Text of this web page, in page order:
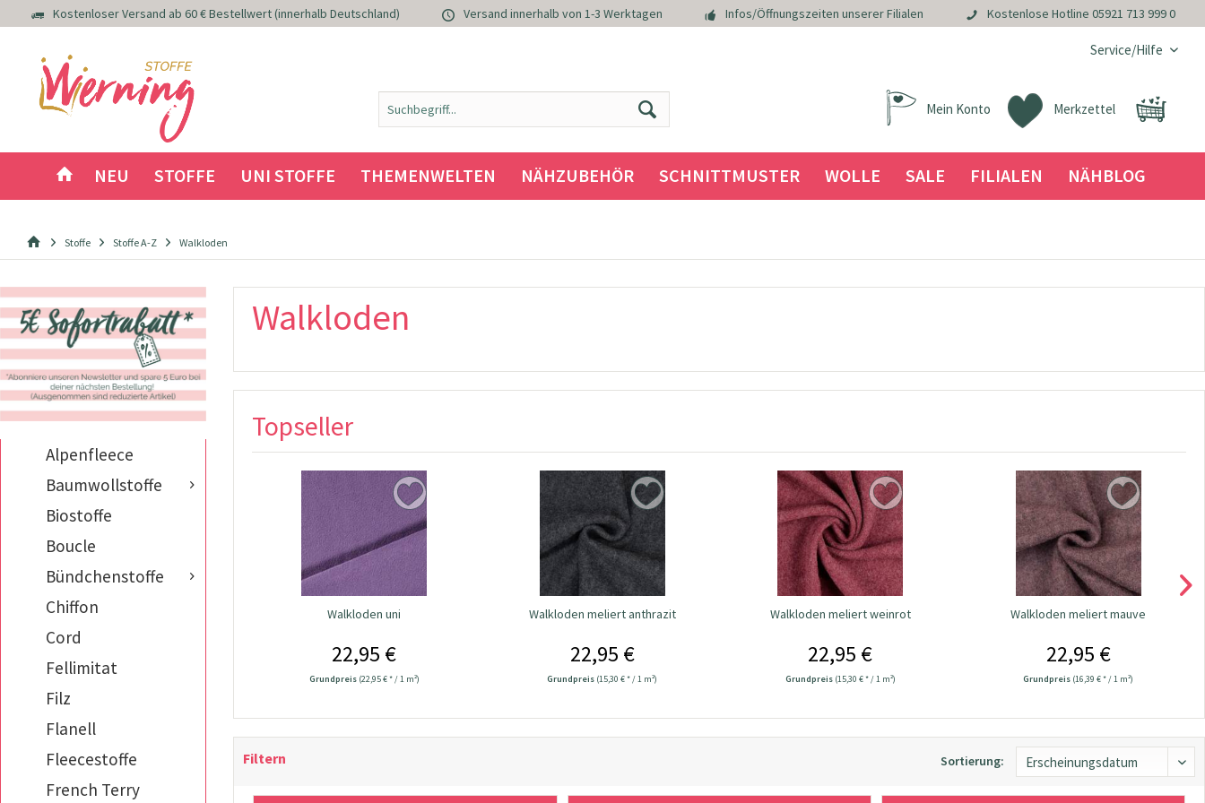
Kostenloser Versand ab 60 € Bestellwert (innerhalb Deutschland) Versand innerhalb von 1-3 Werktagen Infos/Öffnungszeiten unserer Filialen Kostenlose Hotline 05921 713 999 0
Service/Hilfe
Merkzettel
Mein Konto
NEU STOFFE UNI STOFFE THEMENWELTEN NÄHZUBEHÖR SCHNITTMUSTER WOLLE SALE FILIALEN NÄHBLOG
Stoffe Stoffe A-Z Walkloden
Alpenfleece
Baumwollstoffe
Biostoffe
Boucle
Bündchenstoffe
Chiffon
Cord
Fellimitat
Filz
Flanell
Fleecestoffe
French Terry
Walkloden
Topseller
Walkloden uni
22,95 €
Grundpreis (22,95 € * / 1 m²)
Walkloden meliert anthrazit
22,95 €
Grundpreis (15,30 € * / 1 m²)
Walkloden meliert weinrot
22,95 €
Grundpreis (15,30 € * / 1 m²)
Walkloden meliert mauve
22,95 €
Grundpreis (16,39 € * / 1 m²)
Filtern Sortierung: